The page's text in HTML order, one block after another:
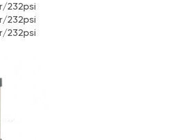
232psi
232psi
232psi